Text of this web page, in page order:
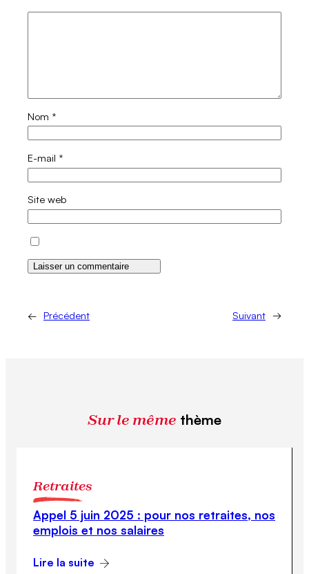
Nom *
E-mail *
Site web
← Précédent Suivant →
Sur le même thème
Retraites
Appel 5 juin 2025 : pour nos retraites, nos
emplois et nos salaires
Lire la suite